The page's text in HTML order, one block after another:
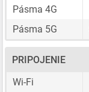
Pásma 4G
Pásma 5G
PRIPOJENIE
Wi-Fi